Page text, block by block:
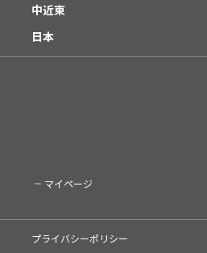
中近東
日本
マイページ
プライバシーポリシー